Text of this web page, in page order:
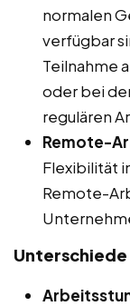
normalen
verfügbar
Teilnahme
oder bei
regulären
Remote-
Flexibilität
Remote-